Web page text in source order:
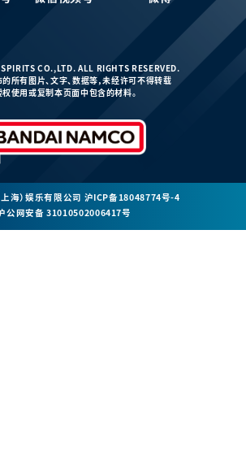
CO.,LTD. ALL RIGHTS RESERVED.
所有图片、文字、数据等，未经许可不得转载
使用或复制本页面中包含的材料。
海）娱乐有限公司 沪ICP备18048774号-4
公网安备 31010502006417号